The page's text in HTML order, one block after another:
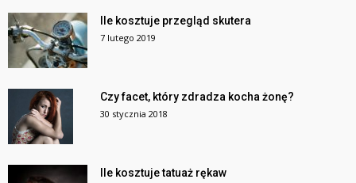
Ile kosztuje przegląd skutera
7 lutego 2019
Czy facet, który zdradza kocha żonę?
30 stycznia 2018
Ile kosztuje tatuaż rękaw